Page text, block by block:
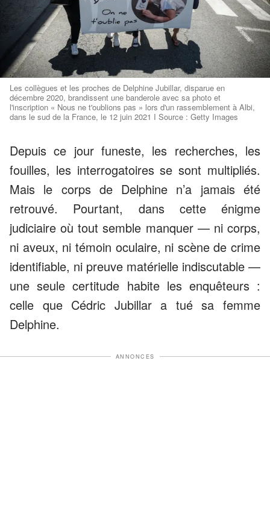
Les collègues et les proches de Delphine Jubillar, disparue en
décembre 2020, brandissent une banderole avec sa photo et
l'inscription « Nous ne t'oublions pas » lors d'un rassemblement à Albi,
dans le sud de la France, le 12 juin 2021 I Source : Getty Images
Depuis ce jour funeste, les recherches, les
fouilles, les interrogatoires se sont multipliés.
Mais le corps de Delphine n’a jamais été
retrouvé. Pourtant, dans cette énigme
judiciaire où tout semble manquer — ni corps,
ni aveux, ni témoin oculaire, ni scène de crime
identifiable, ni preuve matérielle indiscutable —
une seule certitude habite les enquêteurs :
celle que Cédric Jubillar a tué sa femme
Delphine.
ANNONCES